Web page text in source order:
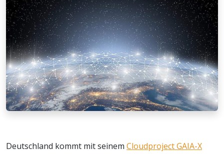
Deutschland kommt mit seinem Cloudproject GAIA-X